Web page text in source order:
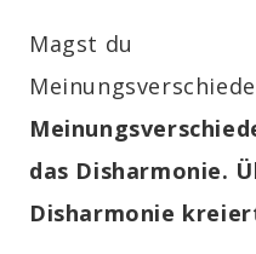
Magst du
das Disharmonie.
Disharmonie